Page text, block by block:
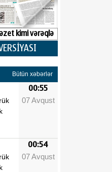
kimi vərəqlə
Bütün xəbərlər
00:55
07 Avqust
00:54
07 Avqust